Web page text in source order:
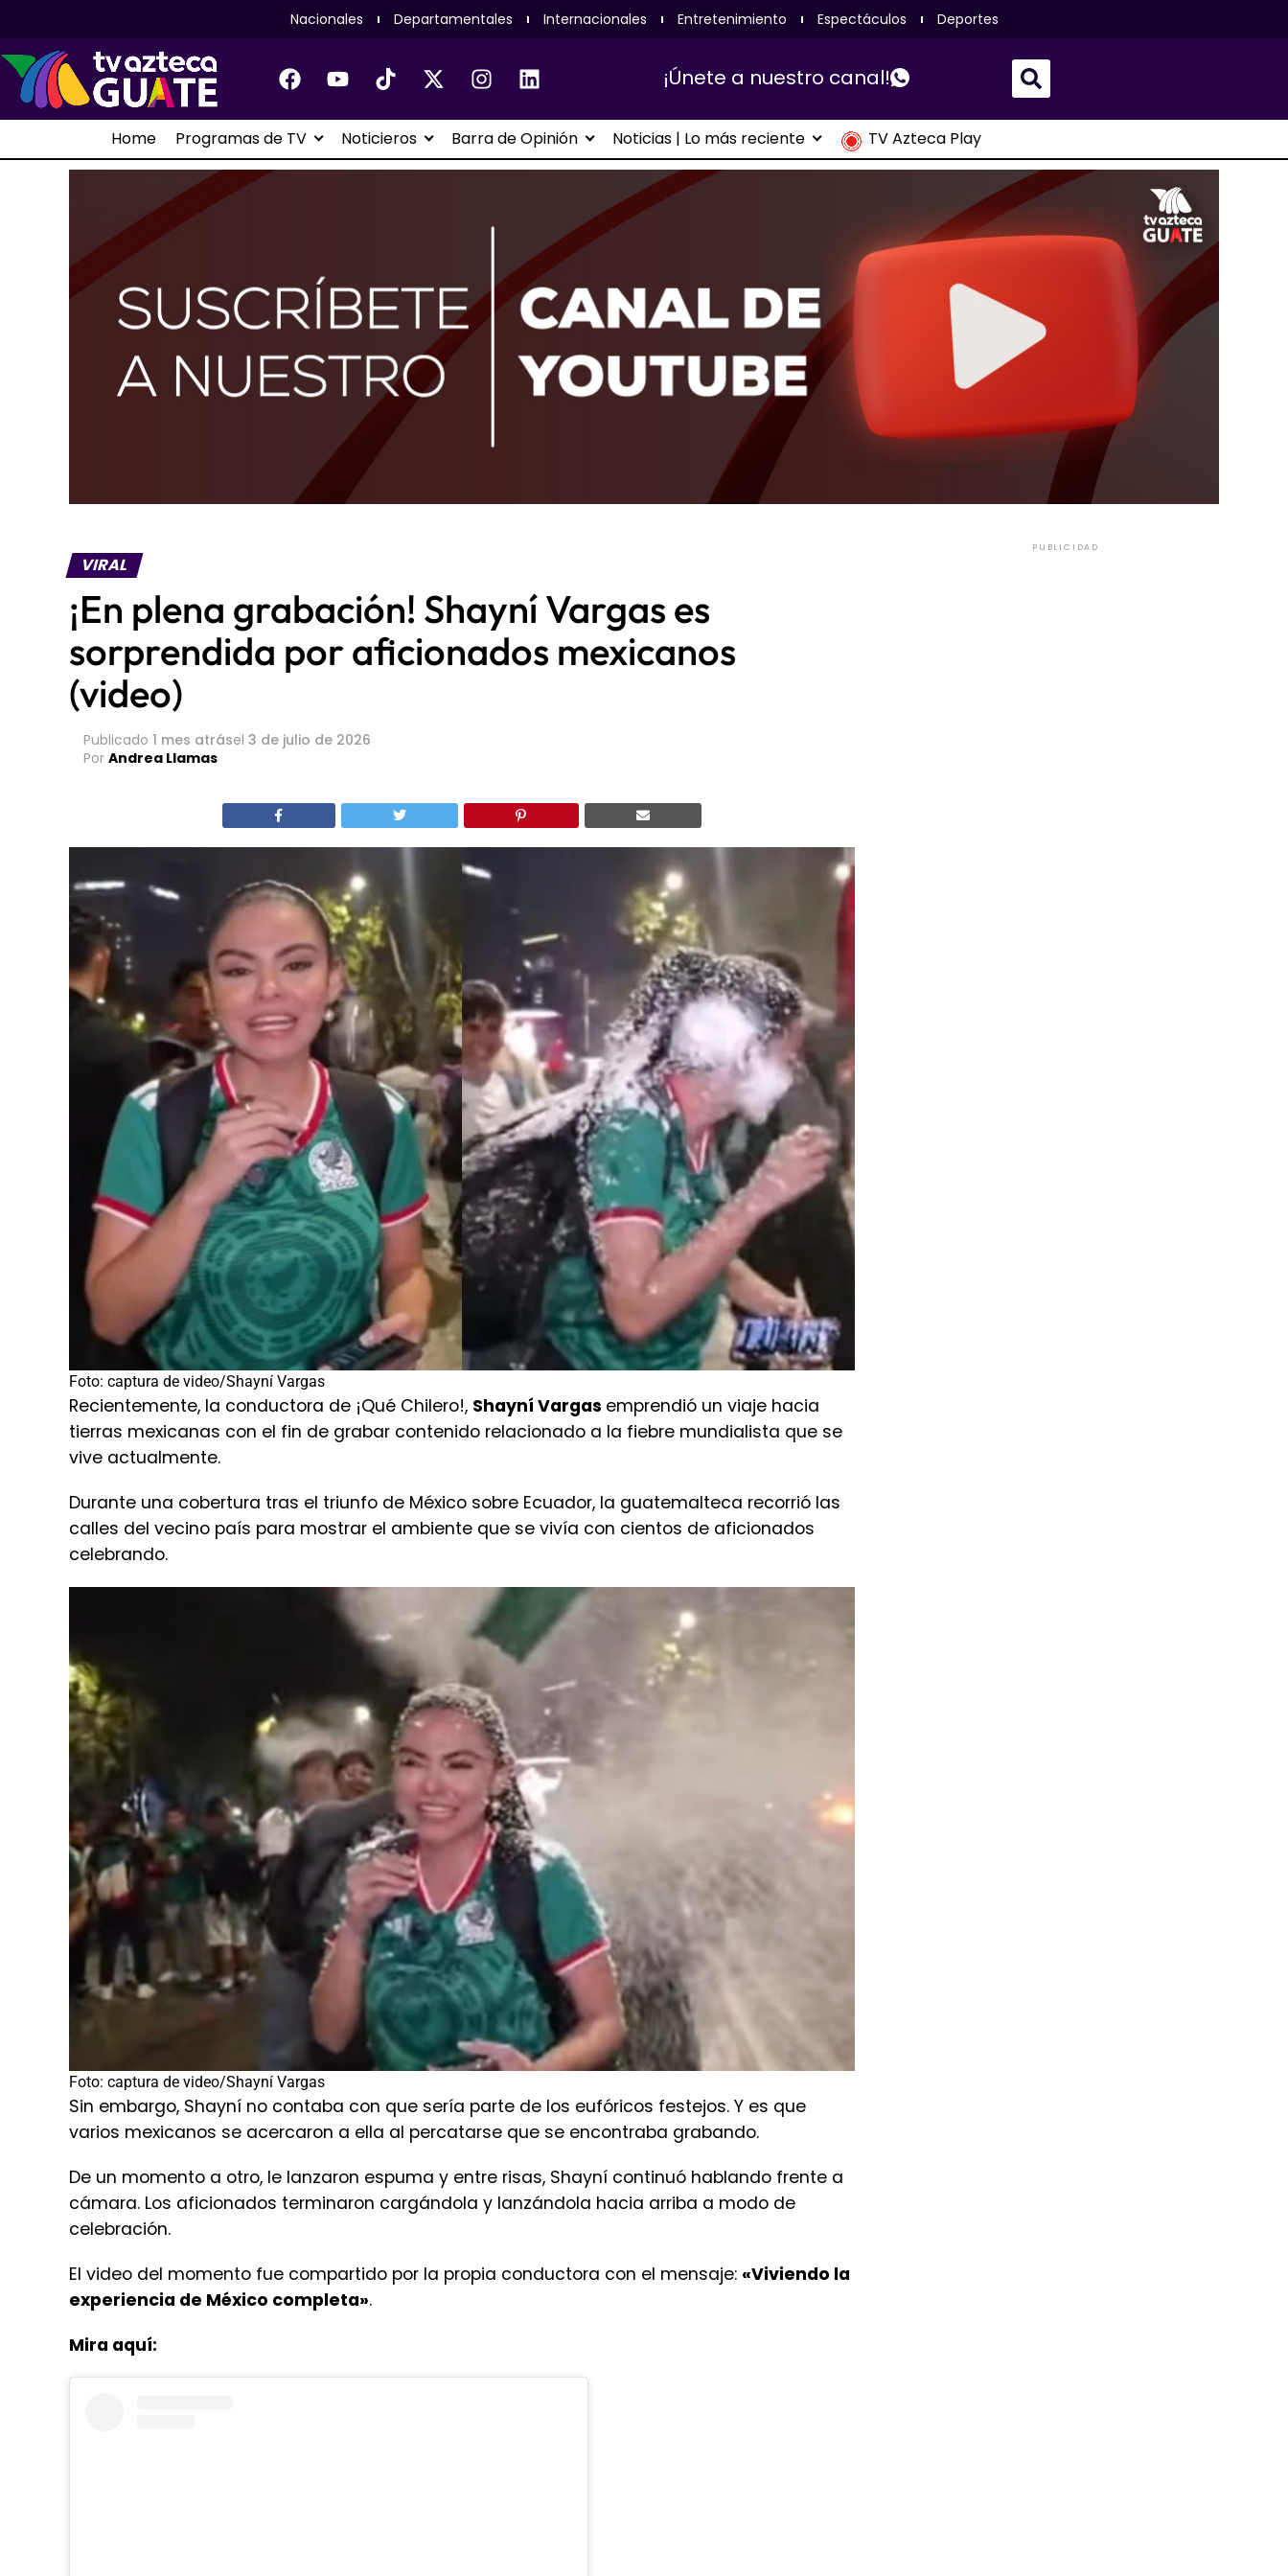
Nacionales Departamentales Internacionales Entretenimiento Espectáculos Deportes
¡Únete a nuestro canal!
Home Programas de TV Noticieros Barra de Opinión Noticias | Lo más reciente TV Azteca Play
VIRAL
¡En plena grabación! Shayní Vargas es
sorprendida por aficionados mexicanos
(video)
Publicado 1 mes atrásel 3 de julio de 2026
Por Andrea Llamas
Foto: captura de video/Shayní Vargas
Recientemente, la conductora de ¡Qué Chilero!, Shayní Vargas emprendió un viaje hacia
tierras mexicanas con el fin de grabar contenido relacionado a la fiebre mundialista que se
vive actualmente.
Durante una cobertura tras el triunfo de México sobre Ecuador, la guatemalteca recorrió las
calles del vecino país para mostrar el ambiente que se vivía con cientos de aficionados
celebrando.
Foto: captura de video/Shayní Vargas
Sin embargo, Shayní no contaba con que sería parte de los eufóricos festejos. Y es que
varios mexicanos se acercaron a ella al percatarse que se encontraba grabando.
De un momento a otro, le lanzaron espuma y entre risas, Shayní continuó hablando frente a
cámara. Los aficionados terminaron cargándola y lanzándola hacia arriba a modo de
celebración.
El video del momento fue compartido por la propia conductora con el mensaje: «Viviendo la
experiencia de México completa».
Mira aquí:
PUBLICIDAD